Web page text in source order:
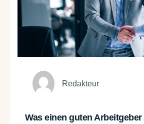
Was einen guten
Redakteur